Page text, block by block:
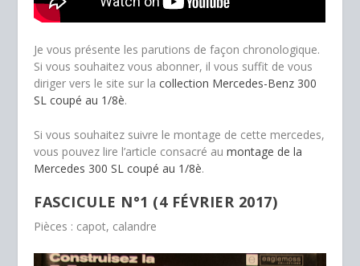
Je vous présente les parutions de façon chronologique.
Si vous souhaitez vous abonner, il vous suffit de vous
diriger vers le site sur lacollection Mercedes-Benz 300
SL coupé au 1/8è.
Si vous souhaitez suivre le montage de cette mercedes,
vous pouvez lire l’article consacré aumontage de la
Mercedes 300 SL coupé au 1/8è.
FASCICULE N°1 (4 FÉVRIER 2017)
Pièces : capot, calandre